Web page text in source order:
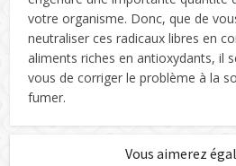
votre organisme. Donc, que de
neutraliser ces radicaux libres en
aliments riches en antioxydants, il
vous de corriger le problème à la
fumer.
Vous aimerez